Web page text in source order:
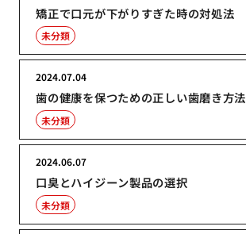
矯正で口元が下がりすぎた時の対処法
未分類
歯の健康を保つための正しい歯磨き方法
2024.07.04
未分類
口臭とハイジーン製品の選択
2024.06.07
未分類